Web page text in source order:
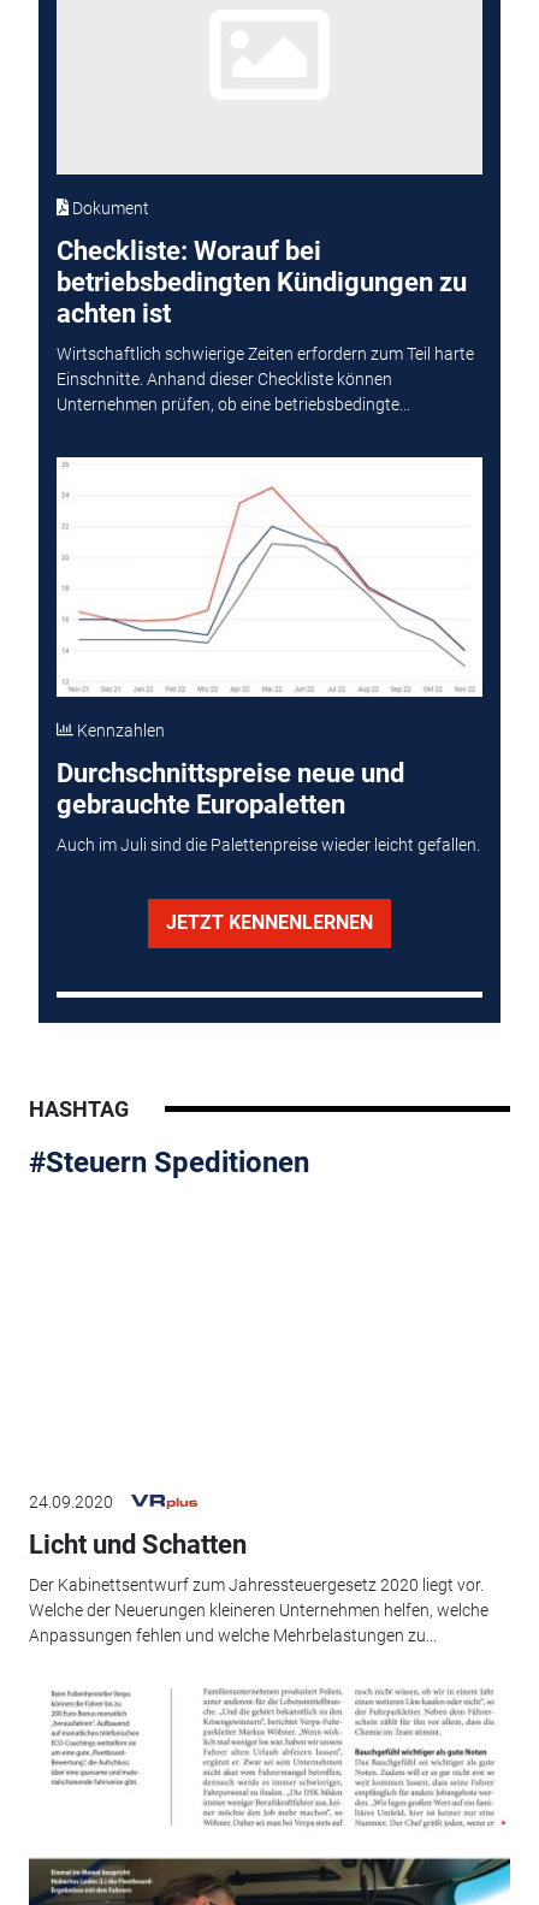
Dokument
Checkliste: Worauf bei
betriebsbedingten Kündigungen zu
achten ist
Wirtschaftlich schwierige Zeiten erfordern zum Teil harte
Einschnitte. Anhand dieser Checkliste können
Unternehmen prüfen, ob eine betriebsbedingte...
Kennzahlen
Durchschnittspreise neue und
gebrauchte Europaletten
Auch im Juli sind die Palettenpreise wieder leicht gefallen.
JETZT KENNENLERNEN
HASHTAG
#Steuern Speditionen
24.09.2020
Licht und Schatten
Der Kabinettsentwurf zum Jahressteuergesetz 2020 liegt vor.
Welche der Neuerungen kleineren Unternehmen helfen, welche
Anpassungen fehlen und welche Mehrbelastungen zu...